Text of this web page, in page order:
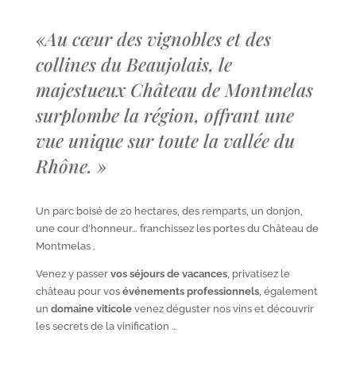
«Au cœur des vignobles et des
collines du Beaujolais, le
majestueux Château de Montmelas
surplombe la région, offrant une
vue unique sur toute la vallée du
Rhône. »
Un parc boisé de 20 hectares, des remparts, un donjon,
une cour d’honneur… franchissez les portes du Château de
Montmelas .
Venez y passer vos séjours de vacances, privatisez le
château pour vos événements professionnels, également
un domaine viticolevenez déguster nos vins et découvrir
les secrets de la vinification …